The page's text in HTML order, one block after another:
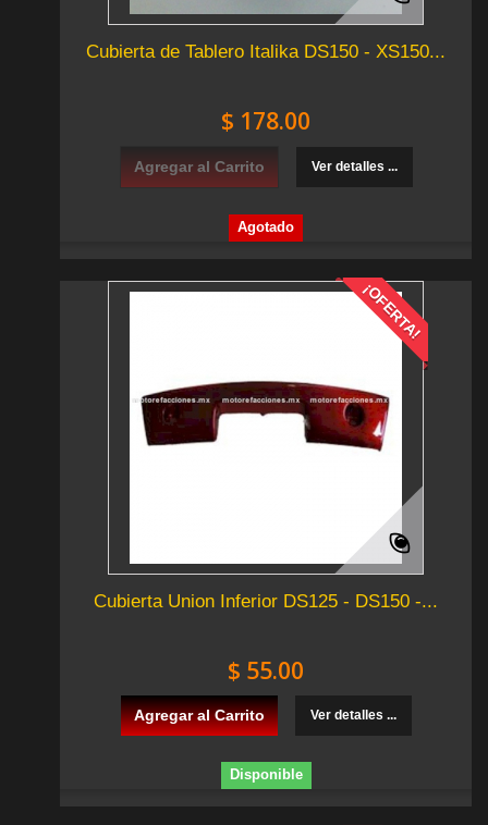
Cubierta de Tablero Italika DS150 - XS150...
$ 178.00
Agregar al Carrito Ver detalles ...
Agotado
¡OFERTA!
Cubierta Union Inferior DS125 - DS150 -...
$ 55.00
Agregar al Carrito Ver detalles ...
Disponible